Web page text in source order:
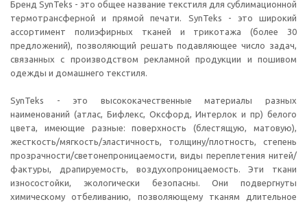
Бренд SynTeks - это общее название текстиля для сублимационной
термотрансферной и прямой печати. SynTeks - это широкий
ассортимент полиэфирных тканей и трикотажа (более 30
предложений), позволяющий решать подавляющее число задач,
связанных с производством рекламной продукции и пошивом
одежды и домашнего текстиля.
SynTeks - это высококачественные материалы разных
наименований (атлас, Бифлекс, Оксфорд, Интерлок и пр) белого
цвета, имеющие разные: поверхность (блестящую, матовую),
жесткость/мягкость/эластичность, толщину/плотность, степень
прозрачности/светонепроницаемости, виды переплетения нитей/
фактуры, драпируемость, воздухопроницаемость. Эти ткани
износостойки, экологически безопасны. Они подвергнуты
химическому отбеливанию, позволяющему тканям длительное